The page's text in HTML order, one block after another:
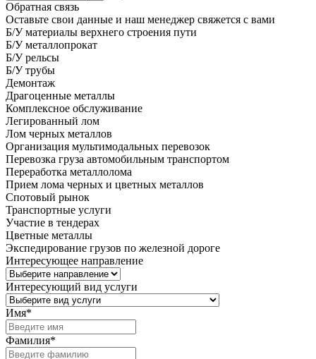
Обратная связь
Оставьте свои данные и наш менеджер свяжется с вами
Б/У материалы верхнего строения пути
Б/У металлопрокат
Б/У рельсы
Б/У трубы
Демонтаж
Драгоценные металлы
Комплексное обслуживание
Легированный лом
Лом черных металлов
Организация мультимодальных перевозок
Перевозка груза автомобильным транспортом
Переработка металлолома
Прием лома черных и цветных металлов
Спотовый рынок
Транспортные услуги
Участие в тендерах
Цветные металлы
Экспедирование грузов по железной дороге
Интересующее направление
Интересующий вид услуги
Имя*
Фамилия*